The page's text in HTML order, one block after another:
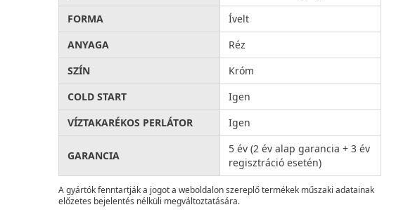
FORMA
Ívelt
ANYAGA
Réz
SZÍN
Króm
COLD START
Igen
VÍZTAKARÉKOS PERLÁTOR
Igen
GARANCIA
5 év (2 év alap garancia + 3 év
regisztráció esetén)
A gyártók fenntartják a jogot a weboldalon szereplő termékek műszaki adatainak
előzetes bejelentés nélküli megváltoztatására.